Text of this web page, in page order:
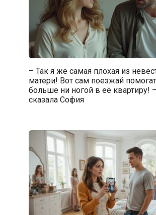
– Так я же самая плохая из
матери! Вот сам поезжай
больше ни ногой в её квартиру!
сказала София